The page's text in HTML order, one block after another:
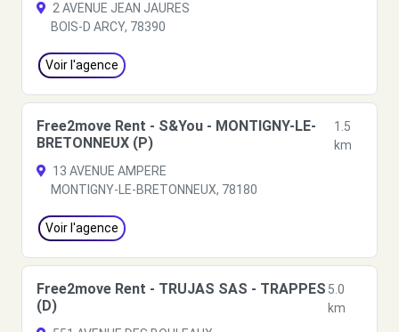
2 AVENUE JEAN JAURES
BOIS-D ARCY, 78390
Voir l'agence
Free2move Rent - S&You - MONTIGNY-LE-
BRETONNEUX (P)
1.5
km
13 AVENUE AMPERE
MONTIGNY-LE-BRETONNEUX, 78180
Voir l'agence
Free2move Rent - TRUJAS SAS - TRAPPES
(D)
5.0
km